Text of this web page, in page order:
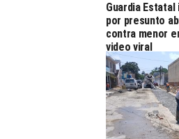
Guardia
por presunto
contra menor
video viral